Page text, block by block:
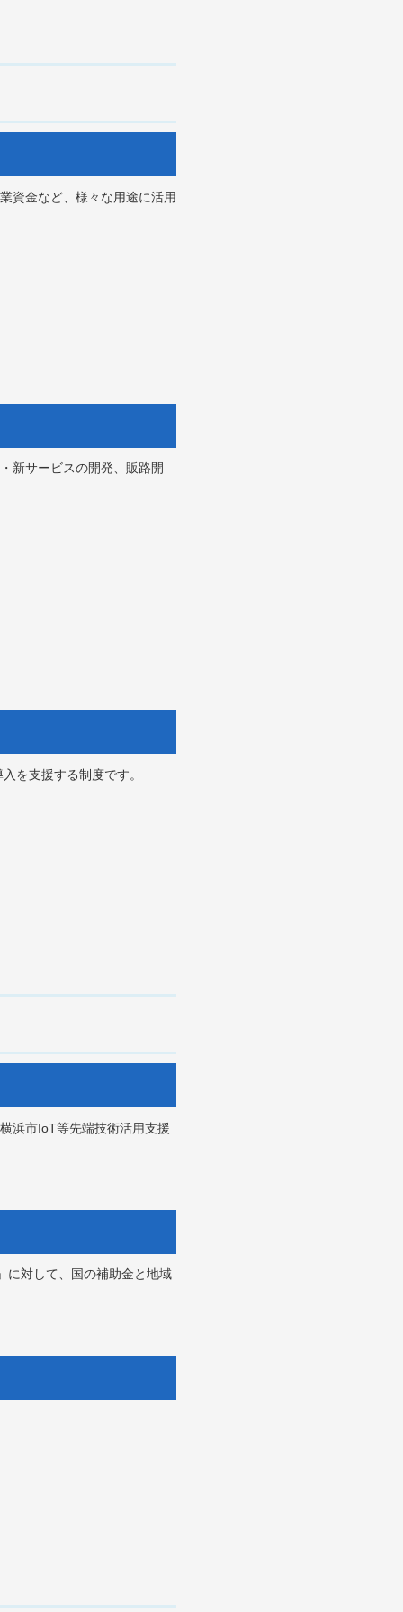
資金など、様々な用途に活用
新サービスの開発、販路開
を支援する制度です。
浜市IoT等先端技術活用支援
に対して、国の補助金と地域